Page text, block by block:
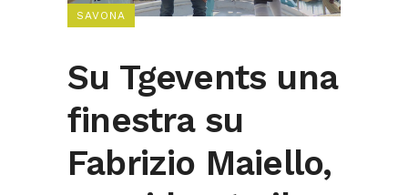
SAVONA
Su Tgevents una
finestra su
Fabrizio Maiello,